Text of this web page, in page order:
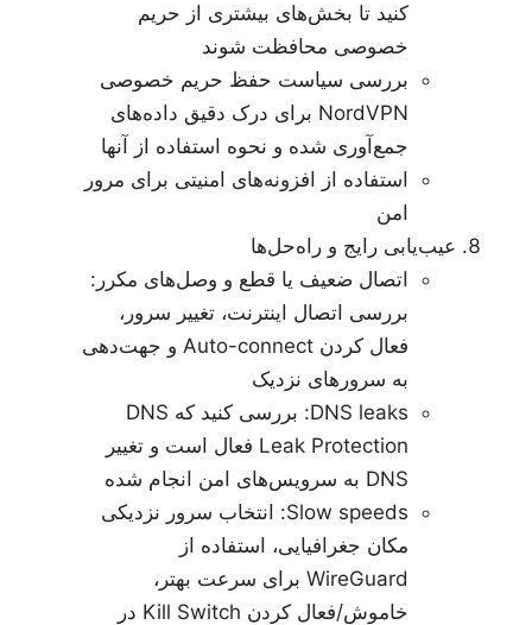
کنید تا بخش‌های بیشتری از حریم
خصوصی محافظت شوند
بررسی سیاست حفظ حریم خصوصی
NordVPN برای درک دقیق داده‌های
جمع‌آوری شده و نحوه استفاده از آنها
استفاده از افزونه‌های امنیتی برای مرور
امن
عیب‌یابی رایج و راه‌حل‌ها
اتصال ضعیف یا قطع و وصل‌های مکرر:
بررسی اتصال اینترنت، تغییر سرور،
فعال کردن Auto-connect و جهت‌دهی
به سرورهای نزدیک
DNS leaks: بررسی کنید که DNS
Leak Protection فعال است و تغییر
DNS به سرویس‌های امن انجام شده
Slow speeds: انتخاب سرور نزدیکی
مکان جغرافیایی، استفاده از
WireGuard برای سرعت بهتر،
خاموش/فعال کردن Kill Switch در